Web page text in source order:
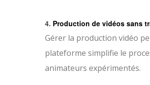
4. Production de vidéos sans
Gérer la production vidéo
plateforme simplifie le
animateurs expérimentés.